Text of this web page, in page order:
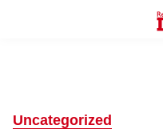
Uncategorized